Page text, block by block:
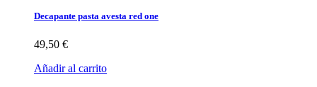
Decapante pasta avesta red one
49,50 €
Añadir al carrito